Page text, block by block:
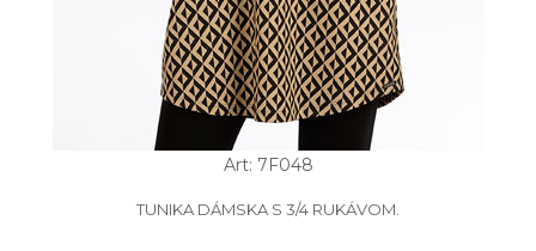
Art: 7F048
TUNIKA DÁMSKA S 3/4 RUKÁVOM.